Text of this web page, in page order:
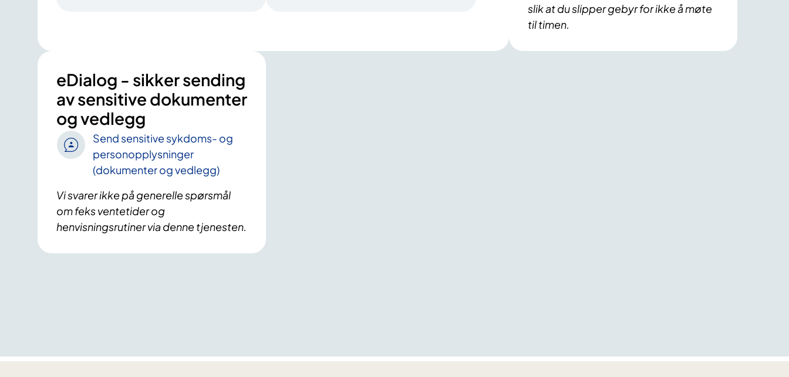
slik at du slipper gebyr for ikke å møte
til timen.
eDialog - sikker sending
av sensitive dokumenter
og vedlegg
Send sensitive sykdoms- og
personopplysninger
(dokumenter og vedlegg)
Vi svarer ikke på generelle spørsmål
om feks ventetider og
henvisningsrutiner via denne tjenesten.